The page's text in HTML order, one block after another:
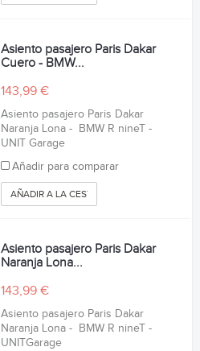
Asiento pasajero Paris Dakar
Cuero - BMW...
143,99 €
Asiento pasajero Paris Dakar
Naranja Lona - BMW R nineT -
UNIT Garage
Añadir para comparar
AÑADIR A LA CESTA
Asiento pasajero Paris Dakar
Naranja Lona...
143,99 €
Asiento pasajero Paris Dakar
Naranja Lona - BMW R nineT -
UNITGarage